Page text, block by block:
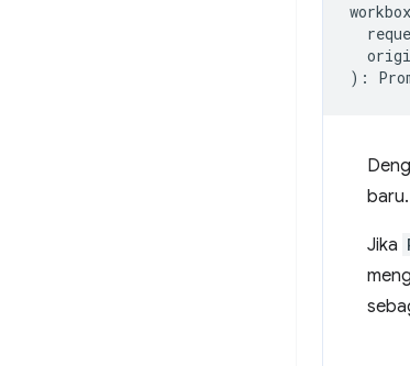
workbox
) :
baru.
Jika